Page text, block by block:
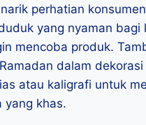
perhatian
yang nyaman bagi
mencoba produk.
dalam
atau kaligrafi untuk
yang khas.